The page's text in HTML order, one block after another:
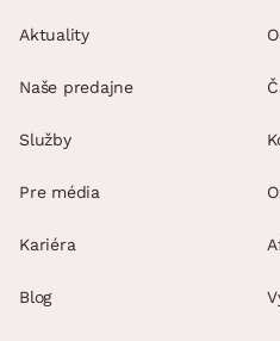
Aktuality
Naše predajne
Služby
Pre média
Kariéra
Blog